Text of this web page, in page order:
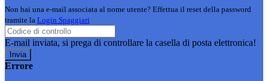
Non hai una e-mail associata al nome utente? Effettua il reset della password
tramite la Login Spaggiari
E-mail inviata, si prega di controllare la casella di posta elettronica!
Errore